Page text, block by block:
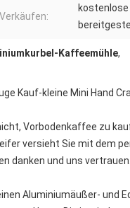
Kaffeemühle,
Kauf-kleine Mini Hand
Vorbodenkaffee zu
versieht Sie mit dem
danken und uns vertrauen.
Aluminiumäußer- und